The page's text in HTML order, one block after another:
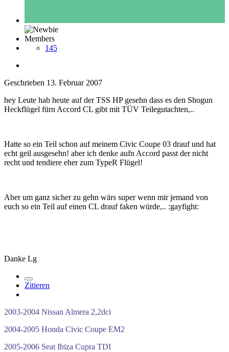
Members
145
Geschrieben 13. Februar 2007
hey Leute hab heute auf der TSS HP gesehn dass es den Shogun
Heckflügel fürn Accord CL gibt mit TÜV Teilegutachten,..
Hatte so ein Teil schon auf meinem Civic Coupe 03 drauf und hat
echt geil ausgesehn! aber ich denke aufn Accord passt der nicht
recht und tendiere eher zum TypeR Flügel!
Aber um ganz sicher zu gehn wärs super wenn mir jemand von
euch so ein Teil auf einen CL drauf faken würde,.. :gayfight:
Danke Lg
Zitieren
2003-2004 Nissan Almera 2,2dci
2004-2005 Honda Civic Coupe EM2
2005-2006 Seat Ibiza Cupra TDI